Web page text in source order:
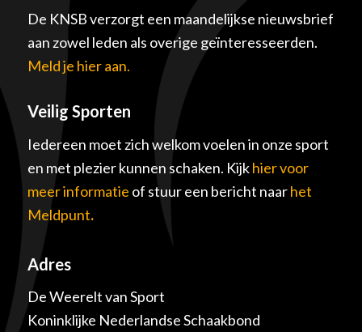
De KNSB verzorgt een maandelijkse nieuwsbrief
aan zowel leden als overige geïnteresseerden.
Meld je hier aan.
Veilig Sporten
Iedereen moet zich welkom voelen in onze sport
en met plezier kunnen schaken. Kijkhier voor
meer informatie of stuur een bericht naarhet
Meldpunt.
Adres
De Weerelt van Sport
Koninklijke Nederlandse Schaakbond